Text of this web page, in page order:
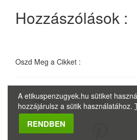
Hozzászólások :
Oszd Meg a Cikket :
A etikuspenzugyek.hu sütiket
hozzájárulsz a sütik használatához.
RENDBEN